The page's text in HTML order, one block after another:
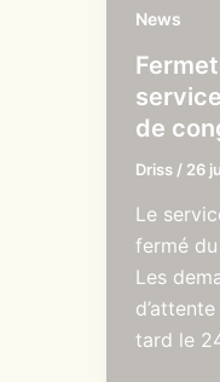
News
de
Driss / 26
Le
fermé
Les
tard le